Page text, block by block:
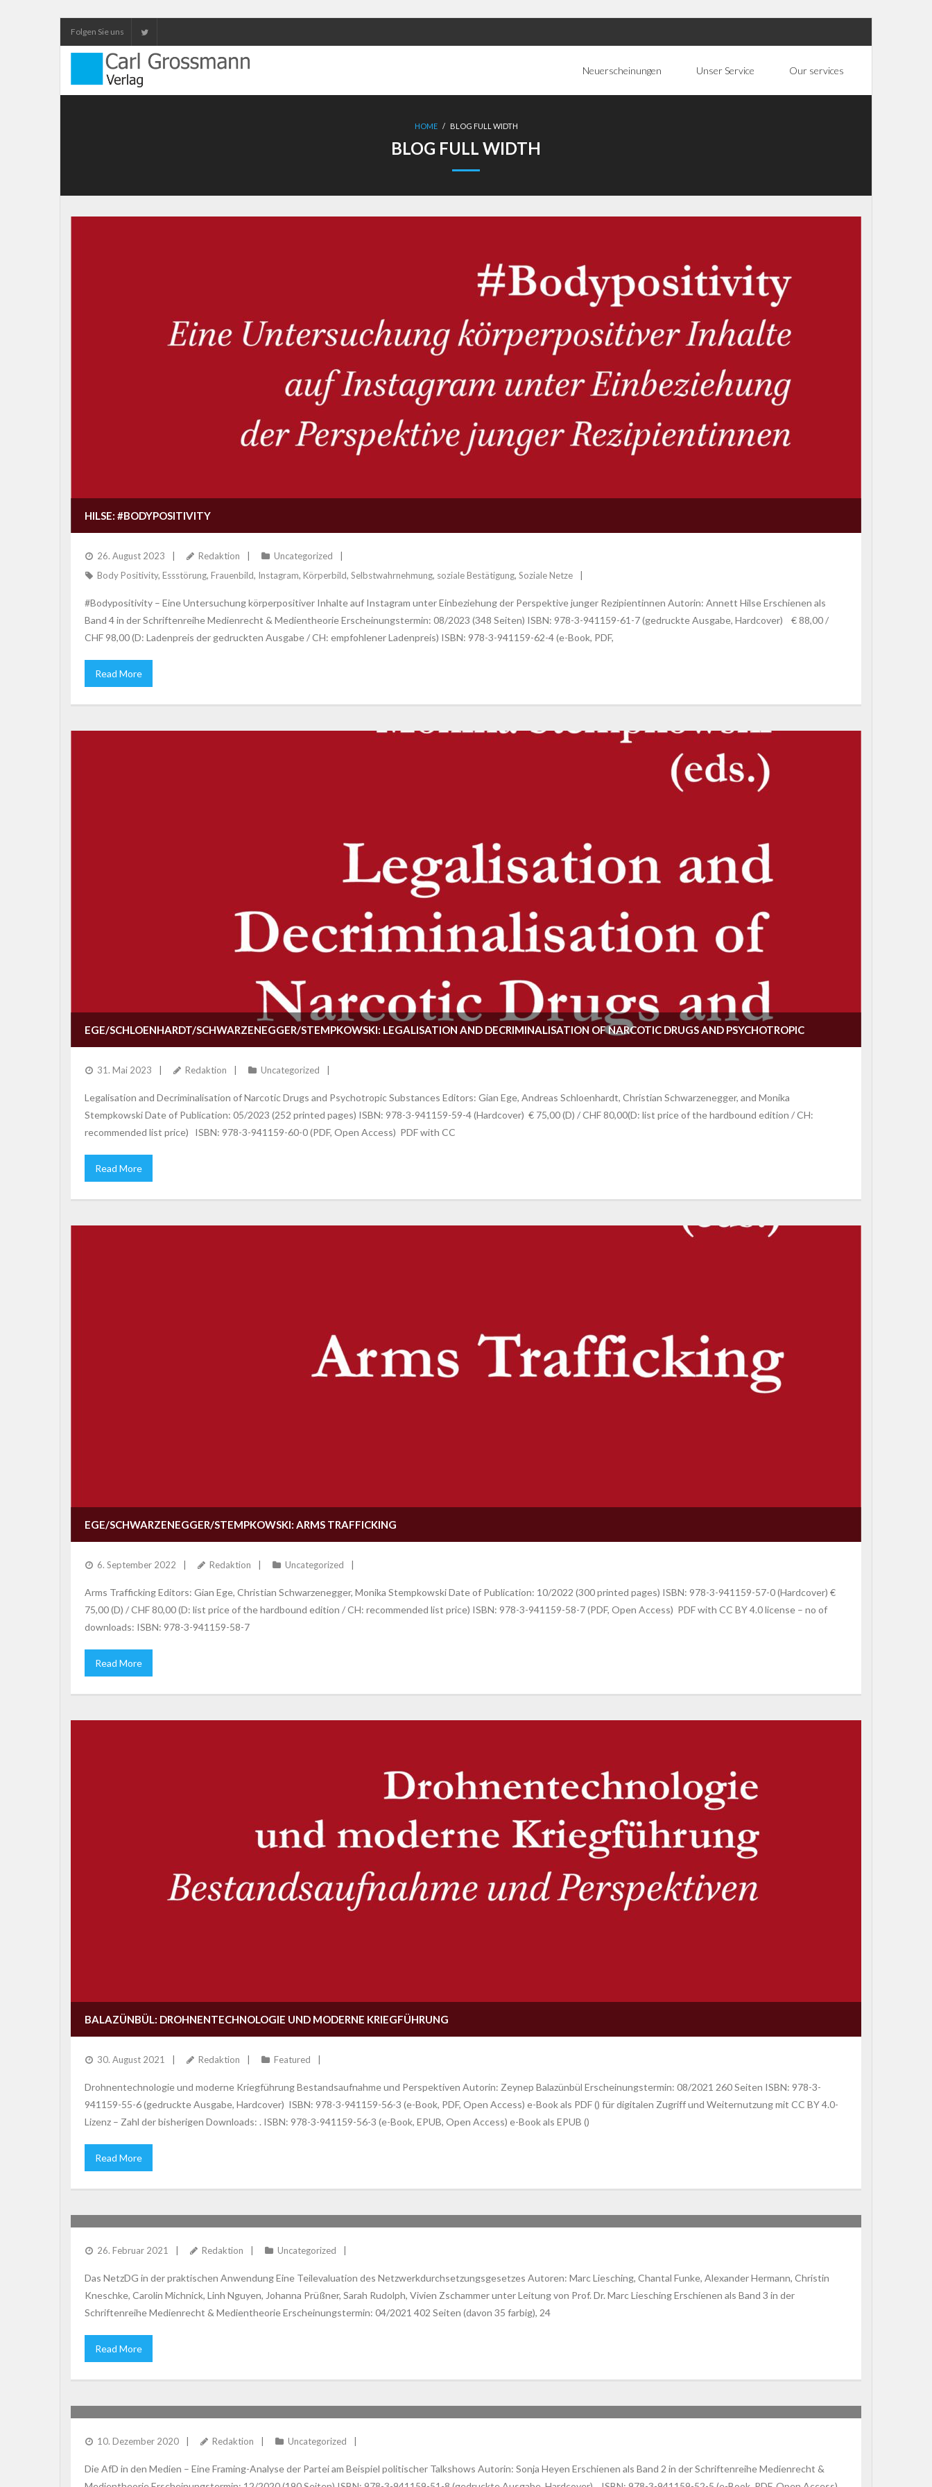
Folgen Sie uns
Neuerscheinungen Unser Service Our services
HOME / BLOG FULL WIDTH
BLOG FULL WIDTH
HILSE: #BODYPOSITIVITY
26. August 2023 Redaktion
Uncategorized
Body Positivity, Essstörung, Frauenbild, Instagram, Körperbild, Selbstwahrnehmung, soziale Bestätigung, Soziale Netze
#Bodypositivity – Eine Untersuchung körperpositiver Inhalte auf Instagram unter Einbeziehung der Perspektive junger Rezipientinnen Autorin: Annett Hilse Erschienen als
Band 4 in der Schriftenreihe Medienrecht & Medientheorie Erscheinungstermin: 08/2023 (348 Seiten) ISBN: 978-3-941159-61-7 (gedruckte Ausgabe, Hardcover) € 88,00 /
CHF 98,00 (D: Ladenpreis der gedruckten Ausgabe / CH: empfohlener Ladenpreis) ISBN: 978-3-941159-62-4 (e-Book, PDF,
Read More
EGE/SCHLOENHARDT/SCHWARZENEGGER/STEMPKOWSKI: LEGALISATION AND DECRIMINALISATION OF NARCOTIC DRUGS AND PSYCHOTROPIC
SUBSTANCES
31. Mai 2023 Redaktion Uncategorized
Legalisation and Decriminalisation of Narcotic Drugs and Psychotropic Substances Editors: Gian Ege, Andreas Schloenhardt, Christian Schwarzenegger, and Monika
Stempkowski Date of Publication: 05/2023 (252 printed pages) ISBN: 978-3-941159-59-4 (Hardcover) € 75,00 (D) / CHF 80,00(D: list price of the hardbound edition / CH:
recommended list price) ISBN: 978-3-941159-60-0 (PDF, Open Access) PDF with CC
Read More
EGE/SCHWARZENEGGER/STEMPKOWSKI: ARMS TRAFFICKING
6. September 2022 Redaktion Uncategorized
Arms Trafficking Editors: Gian Ege, Christian Schwarzenegger, Monika Stempkowski Date of Publication: 10/2022 (300 printed pages) ISBN: 978-3-941159-57-0 (Hardcover) €
75,00 (D) / CHF 80,00 (D: list price of the hardbound edition / CH: recommended list price) ISBN: 978-3-941159-58-7 (PDF, Open Access) PDF with CC BY 4.0 license – no of
downloads: ISBN: 978-3-941159-58-7
Read More
BALAZÜNBÜL: DROHNENTECHNOLOGIE UND MODERNE KRIEGFÜHRUNG
30. August 2021 Redaktion Featured
Drohnentechnologie und moderne Kriegführung Bestandsaufnahme und Perspektiven Autorin: Zeynep Balazünbül Erscheinungstermin: 08/2021 260 Seiten ISBN: 978-3-
941159-55-6 (gedruckte Ausgabe, Hardcover) ISBN: 978-3-941159-56-3 (e-Book, PDF, Open Access) e-Book als PDF () für digitalen Zugriff und Weiternutzung mit CC BY 4.0-
Lizenz – Zahl der bisherigen Downloads: . ISBN: 978-3-941159-56-3 (e-Book, EPUB, Open Access) e-Book als EPUB ()
Read More
26. Februar 2021 Redaktion Uncategorized
Das NetzDG in der praktischen Anwendung Eine Teilevaluation des Netzwerkdurchsetzungsgesetzes Autoren: Marc Liesching, Chantal Funke, Alexander Hermann, Christin
Kneschke, Carolin Michnick, Linh Nguyen, Johanna Prüßner, Sarah Rudolph, Vivien Zschammer unter Leitung von Prof. Dr. Marc Liesching Erschienen als Band 3 in der
Schriftenreihe Medienrecht & Medientheorie Erscheinungstermin: 04/2021 402 Seiten (davon 35 farbig), 24
Read More
10. Dezember 2020 Redaktion Uncategorized
Die AfD in den Medien – Eine Framing-Analyse der Partei am Beispiel politischer Talkshows Autorin: Sonja Heyen Erschienen als Band 2 in der Schriftenreihe Medienrecht &